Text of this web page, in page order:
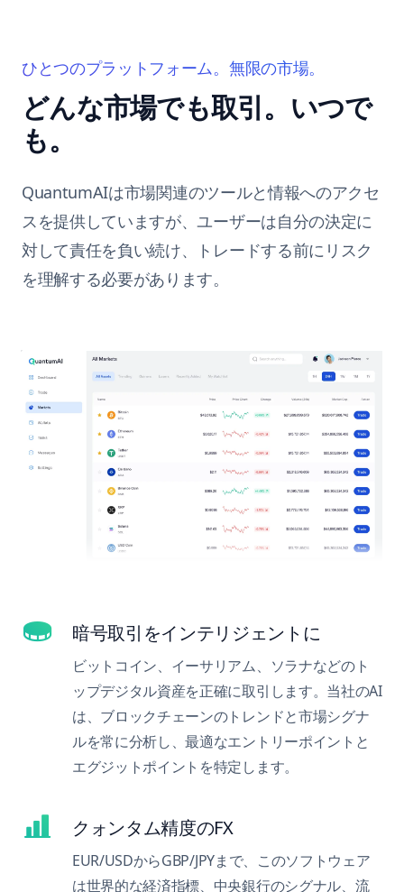
ひとつのプラットフォーム。無限の市場。
どんな市場でも取引。いつで
も。
QuantumAIは市場関連のツールと情報へのアクセ
スを提供していますが、ユーザーは自分の決定に
対して責任を負い続け、トレードする前にリスク
を理解する必要があります。
暗号取引をインテリジェントに
ビットコイン、イーサリアム、ソラナなどのト
ップデジタル資産を正確に取引します。当社のAI
は、ブロックチェーンのトレンドと市場シグナ
ルを常に分析し、最適なエントリーポイントと
エグジットポイントを特定します。
クォンタム精度のFX
EUR/USDからGBP/JPYまで、このソフトウェア
は世界的な経済指標、中央銀行のシグナル、流